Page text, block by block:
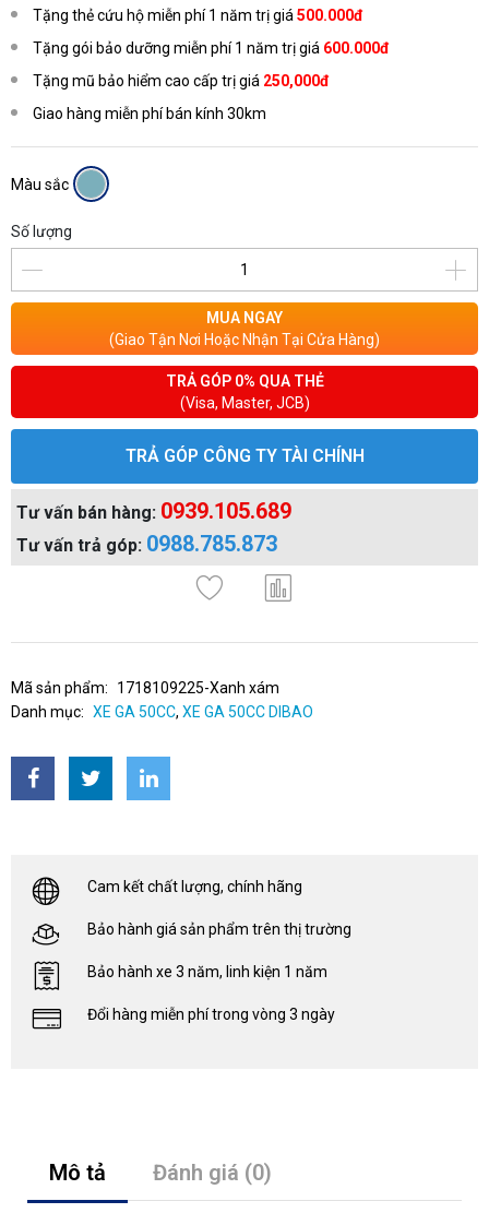
Tặng thẻ cứu hộ miễn phí 1 năm trị giá 500.000đ
Tặng gói bảo dưỡng miễn phí 1 năm trị giá 600.000đ
Tặng mũ bảo hiểm cao cấp trị giá 250,000đ
Giao hàng miễn phí bán kính 30km
Màu sắc
Số lượng
MUA NGAY
(Giao Tận Nơi Hoặc Nhận Tại Cửa Hàng)
TRẢ GÓP 0% QUA THẺ
(Visa, Master, JCB)
TRẢ GÓP CÔNG TY TÀI CHÍNH
Tư vấn bán hàng: 0939.105.689
Tư vấn trả góp: 0988.785.873
Mã sản phẩm:
1718109225-Xanh xám
Danh mục: XE GA 50CC, XE GA 50CC DIBAO
Cam kết chất lượng, chính hãng
Bảo hành giá sản phẩm trên thị trường
Bảo hành xe 3 năm, linh kiện 1 năm
Đổi hàng miễn phí trong vòng 3 ngày
Mô tả Đánh giá (0)